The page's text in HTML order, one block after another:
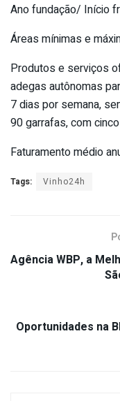
Ano fundação/ Início
Áreas mínimas e
Produtos e serviços
adegas autônomas
7 dias por semana,
90 garrafas, com
Faturamento médio
Tags: Vinho24h
Agência WBP, a
Oportunidades na